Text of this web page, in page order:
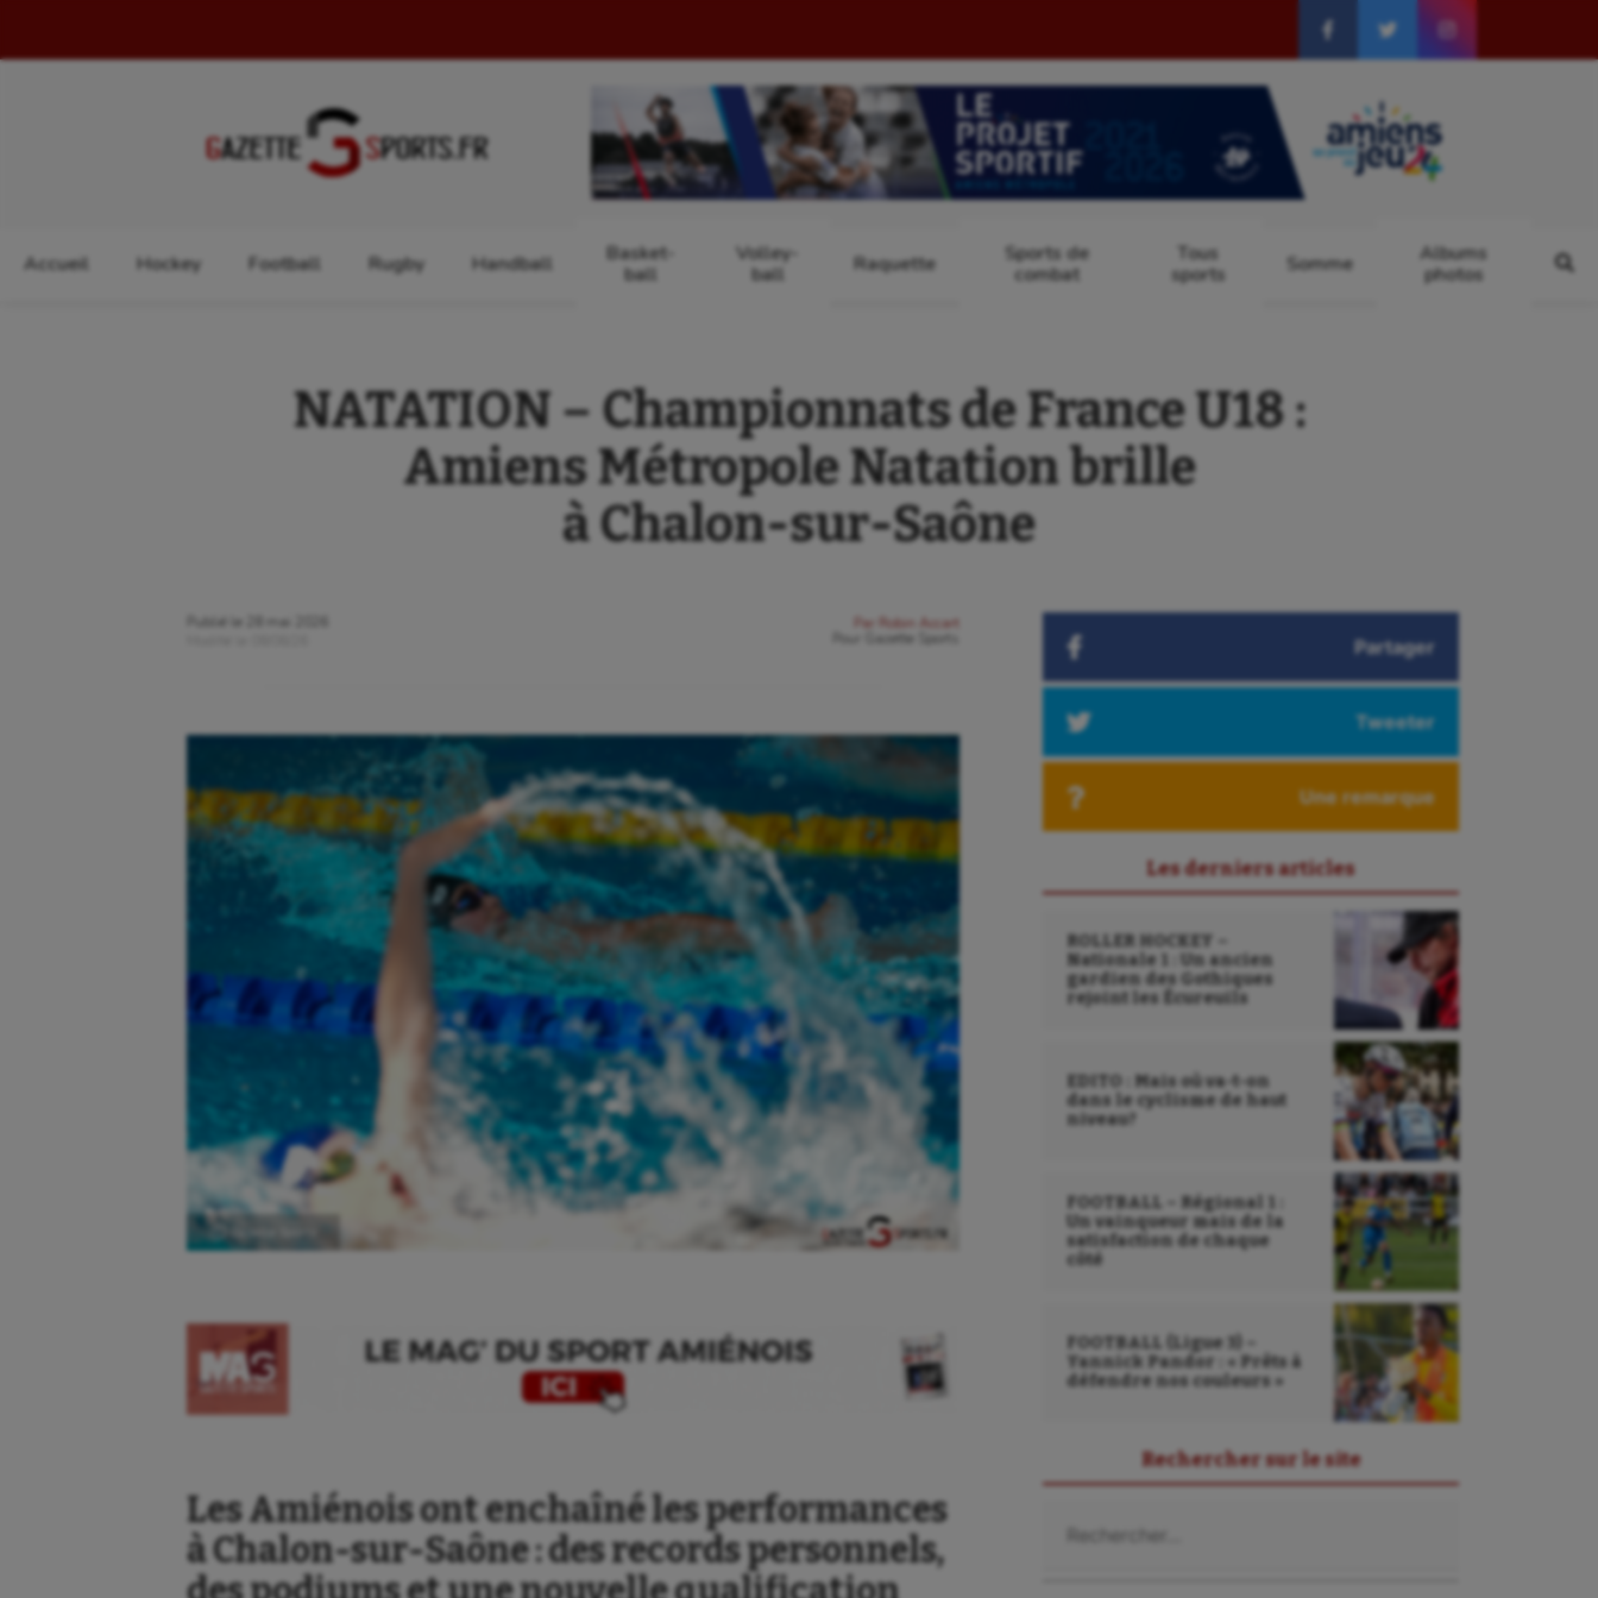
Accueil Hockey Football Rugby Handball
Basket-
ball
Volley-
ball
Raquette
Sports de
combat
Tous
sports
Somme
Albums
photos
NATATION – Championnats de France U18 :
Amiens Métropole Natation brille
à Chalon‑sur‑Saône
Publié le
28 mai 2026
Par
Robin Accart
Gazette Sports
Les Amiénois ont enchaîné les performances
à Chalon‑sur‑Saône : des records personnels,
Partager
Tweeter
Une remarque
Les derniers articles
ROLLER HOCKEY –
Nationale 1 : Un ancien
gardien des Gothiques
rejoint les Écureuils
EDITO : Mais où va-t-on
dans le cyclisme de haut
niveau?
FOOTBALL – Régional 1 :
Un vainqueur mais de la
satisfaction de chaque
côté
FOOTBALL (Ligue 3) –
Yannick Pandor : « Prêts à
défendre nos couleurs »
Rechercher sur le site